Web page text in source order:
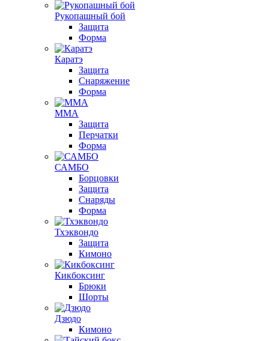
Рукопашный бой
Защита
Форма
Каратэ
Защита
Снаряжение
Форма
ММА
Защита
Перчатки
Форма
САМБО
Борцовки
Защита
Снаряды
Форма
Тхэквондо
Защита
Кимоно
Кикбоксинг
Брюки
Шорты
Дзюдо
Кимоно